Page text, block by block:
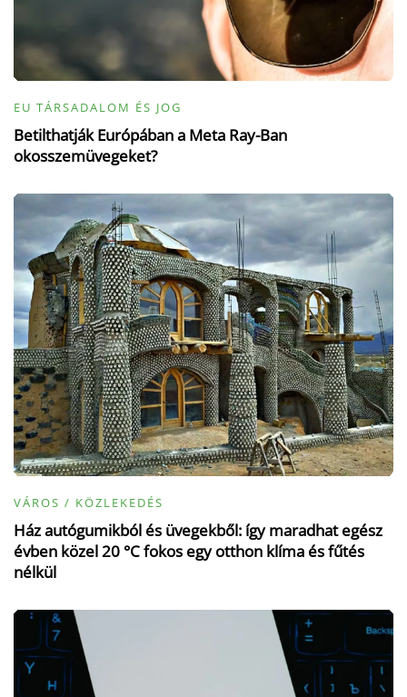
EU TÁRSADALOM ÉS JOG
Betilthatják Európában a Meta Ray-Ban
okosszemüvegeket?
VÁROS / KÖZLEKEDÉS
Ház autógumikból és üvegekből: így maradhat egész
évben közel 20 °C fokos egy otthon klíma és fűtés
nélkül